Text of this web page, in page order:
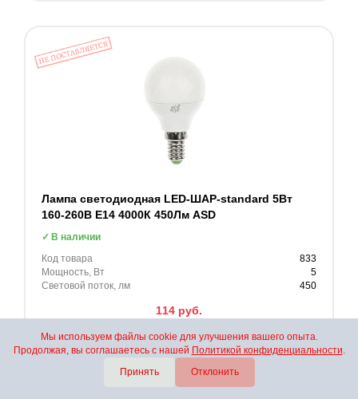
Лампа светодиодная LED-ШАР-standard 5Вт
160-260В Е14 4000К 450Лм ASD
В наличии
Код товара
833
Мощность, Вт
5
Световой поток, лм
450
114 руб.
В корзину
Заказ в 1 клик
Мы используем файлы cookie для улучшения вашего опыта.
Продолжая, вы соглашаетесь с нашей Политикой конфиденциальности.
Принять
Отклонить